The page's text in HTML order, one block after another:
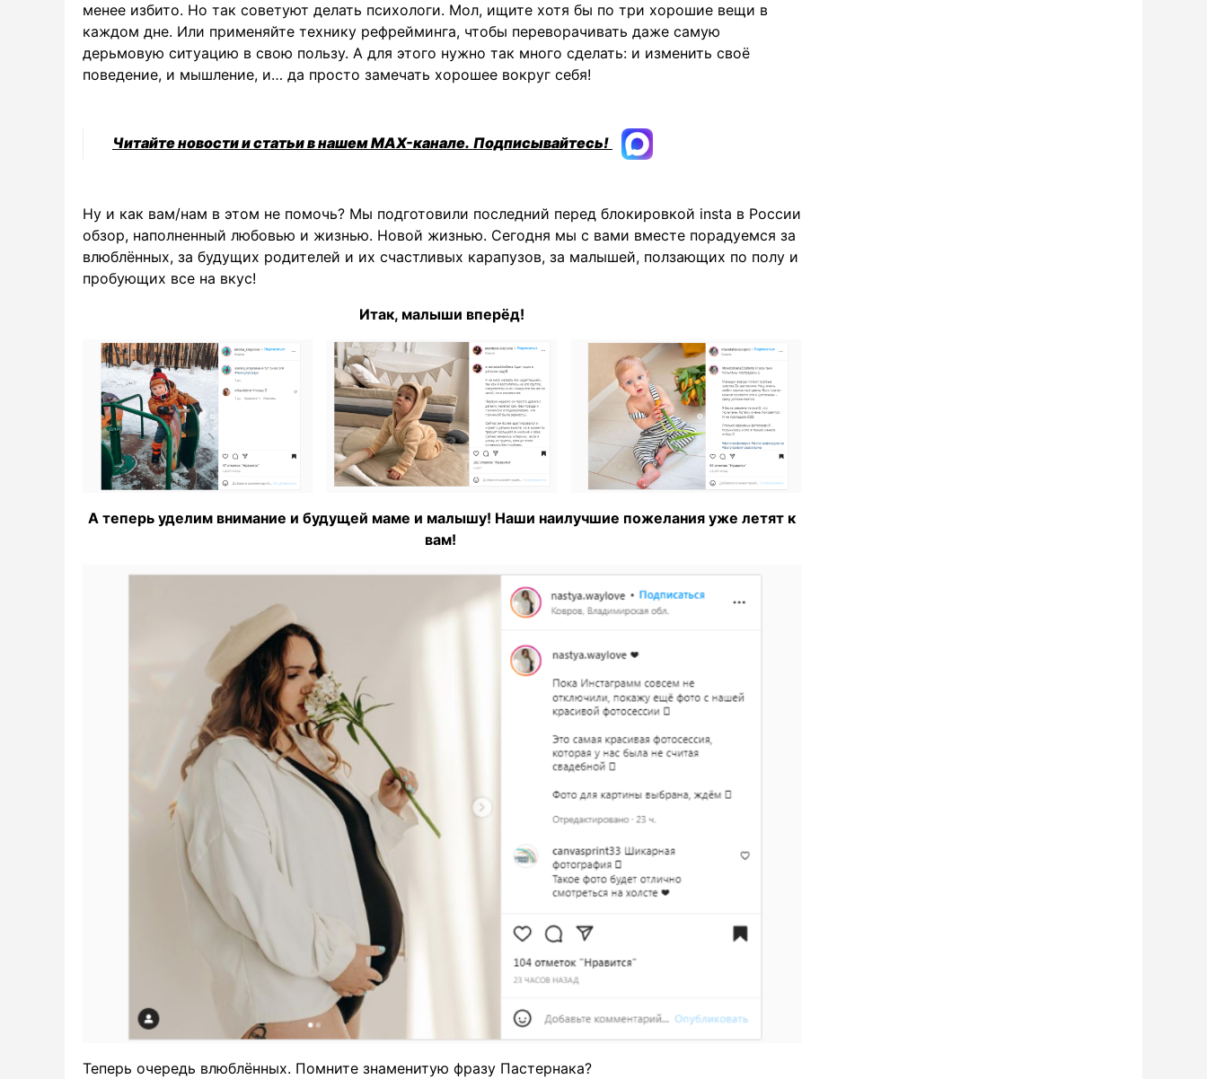
менее избито. Но так советуют делать психологи. Мол, ищите хотя бы по три хорошие вещи в
каждом дне. Или применяйте технику рефрейминга, чтобы переворачивать даже самую
дерьмовую ситуацию в свою пользу. А для этого нужно так много сделать: и изменить своё
поведение, и мышление, и… да просто замечать хорошее вокруг себя!
Читайте новости и статьи в нашем MAX-канале. Подписывайтесь!
Ну и как вам/нам в этом не помочь? Мы подготовили последний перед блокировкой insta в России
обзор, наполненный любовью и жизнью. Новой жизнью. Сегодня мы с вами вместе порадуемся за
влюблённых, за будущих родителей и их счастливых карапузов, за малышей, ползающих по полу и
пробующих все на вкус!
Итак, малыши вперёд!
А теперь уделим внимание и будущей маме и малышу! Наши наилучшие пожелания уже летят к
вам!
Теперь очередь влюблённых. Помните знаменитую фразу Пастернака?